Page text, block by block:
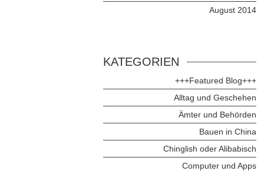
August 2014
KATEGORIEN
+++Featured Blog+++
Alltag und Geschehen
Ämter und Behörden
Bauen in China
Chinglish oder Alibabisch
Computer und Apps